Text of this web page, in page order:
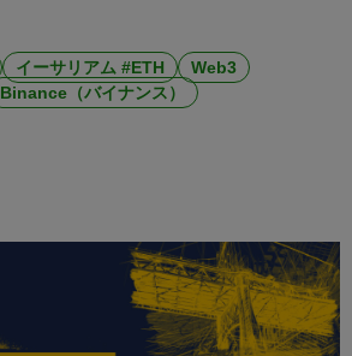
イーサリアム #ETH
Web3
Binance（バイナンス）